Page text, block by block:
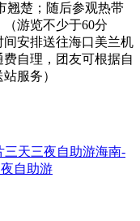
翘楚；随后参观热带
游览不少于60分
安排送往海口美兰机
自理，团友可根据自
服务）
海南-
自助游